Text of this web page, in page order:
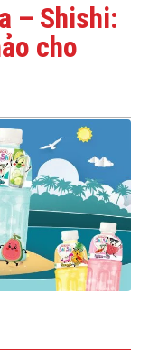
– Shishi:
cho